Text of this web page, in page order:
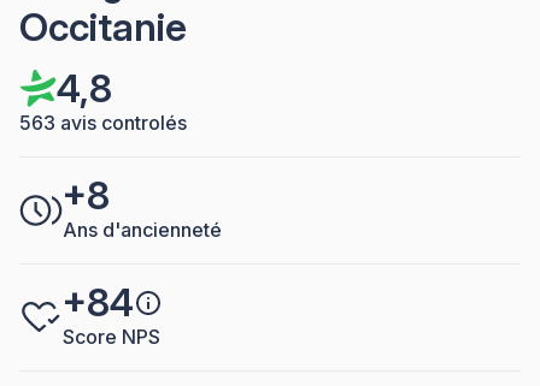
Occitanie
4,8
563 avis controlés
+8
Ans d'ancienneté
+84
Score NPS